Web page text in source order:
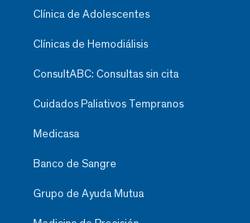
Clínica de Adolescentes
Clínicas de Hemodiálisis
ConsultABC: Consultas sin cita
Cuidados Paliativos Tempranos
Medicasa
Banco de Sangre
Grupo de Ayuda Mutua